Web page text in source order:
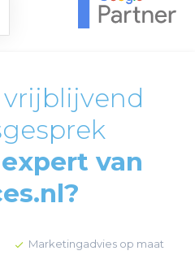
van
Marketingadvies op maat